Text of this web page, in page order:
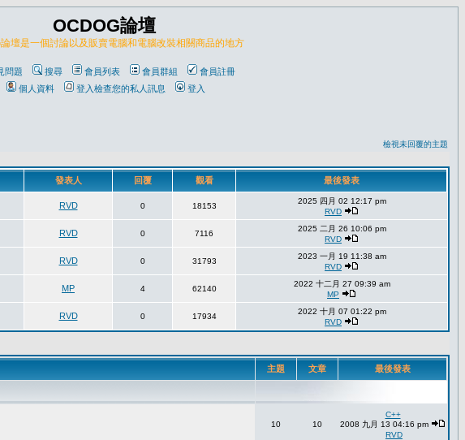
OCDOG論壇
壇是一個討論以及販賣電腦和電腦改裝相關商品的地方
問題 搜尋 會員列表 會員群組
會員註冊
個人資料
登入檢查您的私人訊息 登入
檢視未回覆的主題
主題 文章 最後發表
10 10
C++
2008 九月 13 04:16 pm
RVD